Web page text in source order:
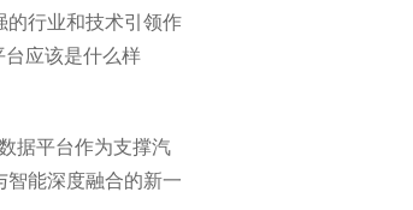
的行业和技术引领作
台应该是什么样
据平台作为支撑汽
智能深度融合的新一